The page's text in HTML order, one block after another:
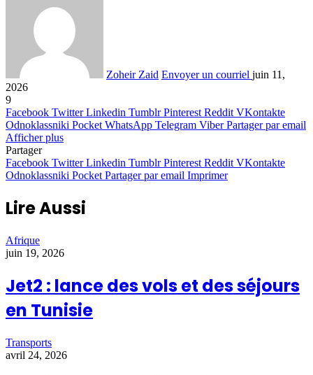
Zoheir Zaid Envoyer un courriel juin 11,
2026
9
Facebook Twitter Linkedin Tumblr Pinterest Reddit VKontakte
Odnoklassniki Pocket WhatsApp Telegram Viber Partager par email
Afficher plus
Partager
Facebook Twitter Linkedin Tumblr Pinterest Reddit VKontakte
Odnoklassniki Pocket Partager par email Imprimer
Lire Aussi
Afrique
juin 19, 2026
Jet2 : lance des vols et des séjours
en Tunisie
Transports
avril 24, 2026